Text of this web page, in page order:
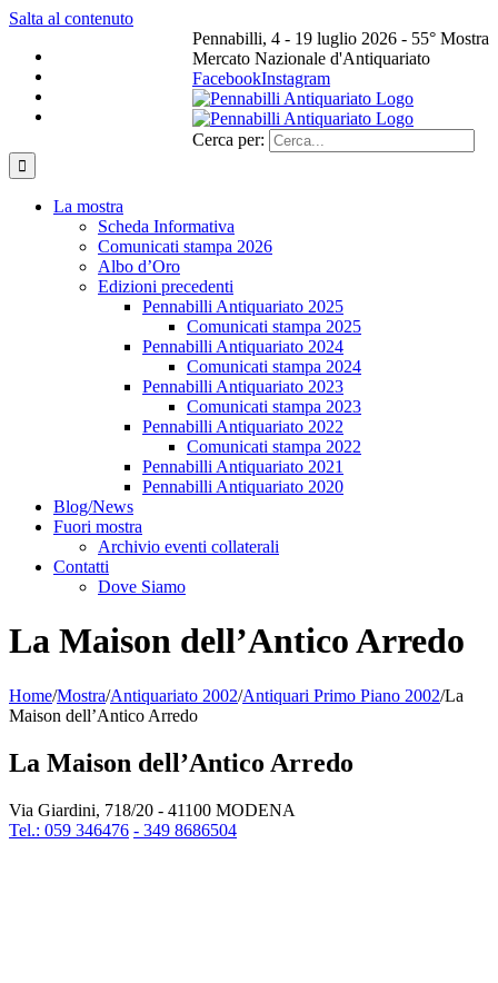
Salta al contenuto
Pennabilli, 4 - 19 luglio 2026 - 55° Mostra
Mercato Nazionale d'Antiquariato
FacebookInstagram
Cerca per:
La mostra
Scheda Informativa
Comunicati stampa 2026
Albo d’Oro
Edizioni precedenti
Pennabilli Antiquariato 2025
Comunicati stampa 2025
Pennabilli Antiquariato 2024
Comunicati stampa 2024
Pennabilli Antiquariato 2023
Comunicati stampa 2023
Pennabilli Antiquariato 2022
Comunicati stampa 2022
Pennabilli Antiquariato 2021
Pennabilli Antiquariato 2020
Blog/News
Fuori mostra
Archivio eventi collaterali
Contatti
Dove Siamo
La Maison dell’Antico Arredo
Home/Mostra/Antiquariato 2002/Antiquari Primo Piano 2002/La
Maison dell’Antico Arredo
La Maison dell’Antico Arredo
Via Giardini, 718/20 - 41100 MODENA
Tel.: 059 346476 - 349 8686504